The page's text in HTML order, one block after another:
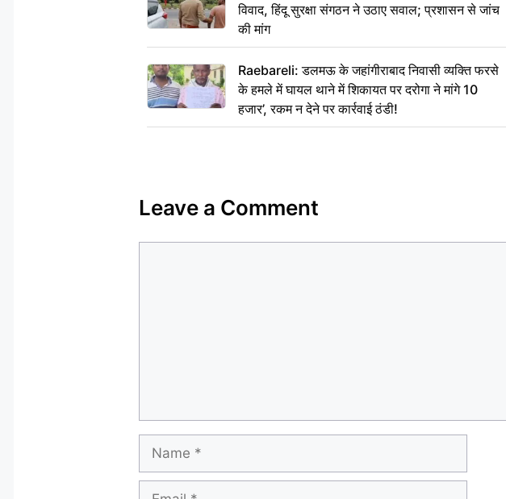
विवाद, हिंदू सुरक्षा संगठन ने उठाए सवाल; प्रशासन से जांच
की मांग
Raebareli: डलमऊ के जहांगीराबाद निवासी व्यक्ति फरसे
के हमले में घायल थाने में शिकायत पर दरोगा ने मांगे 10
हजार’, रकम न देने पर कार्रवाई ठंडी!
Leave a Comment